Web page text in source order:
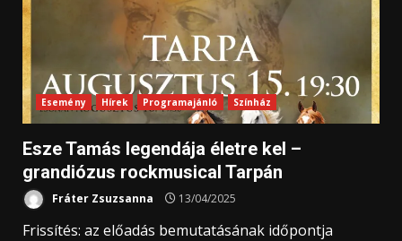
Esemény Hírek Programajánló Színház
Esze Tamás legendája életre kel –
grandiózus rockmusical Tarpán
Fráter Zsuzsanna 13/04/2025
Frissítés: az előadás bemutatásának időpontja